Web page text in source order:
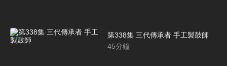
第338集 三代傳承者 手工製鼓師
45分鐘